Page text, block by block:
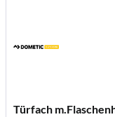
Türfach